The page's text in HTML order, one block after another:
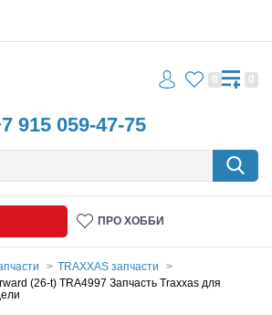
915 059-47-75
0 0
ПРО ХОББИ
TRAXXAS запчасти
(26-t) TRA4997 Запчасть Traxxas для